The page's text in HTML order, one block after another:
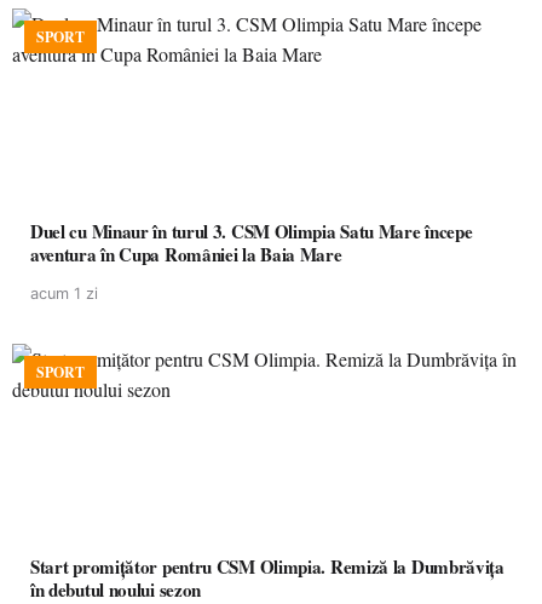
SPORT
Duel cu Minaur în turul 3. CSM Olimpia Satu Mare începe
aventura în Cupa României la Baia Mare
acum 1 zi
SPORT
Start promițător pentru CSM Olimpia. Remiză la Dumbrăvița
în debutul noului sezon